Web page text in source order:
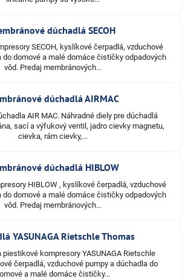
dúchadlá SECOH
SECOH, kyslíkové čerpadlá, vzduchové
do domové a malé domáce čističky odpadových
vôd. Predaj membránových...
dúchadlá AIRMAC
AIR MAC. Náhradné diely pre dúchadlá
sací a výfukový ventil, jadro cievky magnetu,
cievka, rám cievky,...
dúchadlá HIBLOW
HIBLOW , kyslíkové čerpadlá, vzduchové
do domové a malé domáce čističky odpadových
vôd. Predaj membránových...
YASUNAGA Rietschle Thomas
piestikové kompresory YASUNAGA Rietschle
čerpadlá, vzduchové pumpy a dúchadla do
a malé domáce čističky...